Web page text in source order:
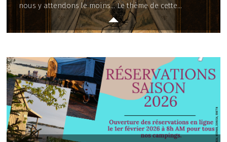
nous y attendons le moins... Le thème de cette...